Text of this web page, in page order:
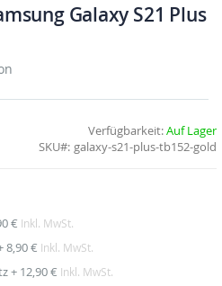
Galaxy S21 Plus
Verfügbarkeit:Auf Lager
SKU
galaxy-s21-plus-tb152-gold
€ Inkl. MwSt.
8,90 € Inkl. MwSt.
+ 12,90 € Inkl. MwSt.